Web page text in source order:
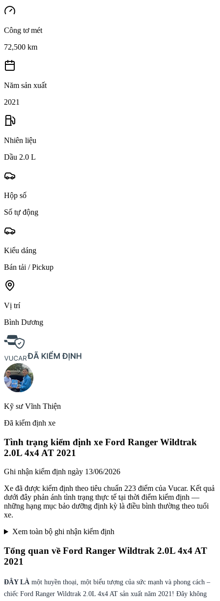
Công tơ mét
72,500 km
Năm sản xuất
2021
Nhiên liệu
Dầu 2.0 L
Hộp số
Số tự động
Kiểu dáng
Bán tải / Pickup
Vị trí
Bình Dương
Kỹ sư Vĩnh Thiện
Đã kiểm định xe
Tình trạng kiểm định xe Ford Ranger Wildtrak
2.0L 4x4 AT 2021
Ghi nhận kiểm định ngày 13/06/2026
Xe đã được kiểm định theo tiêu chuẩn 223 điểm của Vucar. Kết quả
dưới đây phản ánh tình trạng thực tế tại thời điểm kiểm định —
những hạng mục bảo dưỡng định kỳ là điều bình thường theo tuổi
xe.
Xem toàn bộ ghi nhận kiểm định
Tổng quan về Ford Ranger Wildtrak 2.0L 4x4 AT
2021
ĐÂY LÀ một huyền thoại, một biểu tượng của sức mạnh và phong cách –
chiếc Ford Ranger Wildtrak 2.0L 4x4 AT sản xuất năm 2021! Đây không